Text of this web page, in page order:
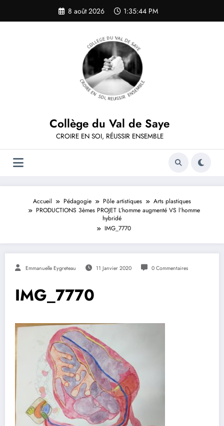
contenu
8 août 2026 1:35:44 PM
Collège du Val de Saye
CROIRE EN SOI, RÉUSSIR ENSEMBLE
Accueil Pédagogie Pôle artistiques
Arts plastiques
PRODUCTIONS 3èmes PROJET L’homme augmenté VS l’homme
hybridé
IMG_7770
Emmanuelle Eygreteau 11 Janvier 2020 0 Commentaires
IMG_7770